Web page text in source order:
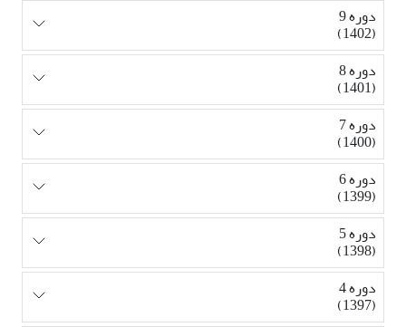
دوره 9
(1402)
دوره 8
(1401)
دوره 7
(1400)
دوره 6
(1399)
دوره 5
(1398)
دوره 4
(1397)